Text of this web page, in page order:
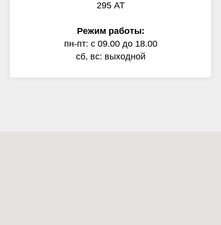
295 АТ
Режим работы:
пн-пт: с 09.00 до 18.00
сб, вс: выходной